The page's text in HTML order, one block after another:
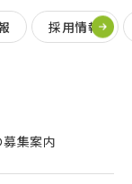
採用情報
集案内